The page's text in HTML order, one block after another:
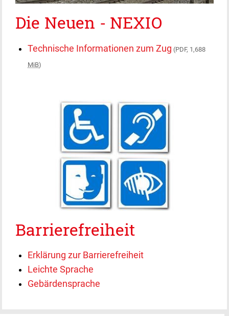
Die Neuen - NEXIO
Technische Informationen zum Zug (PDF, 1,688
MiB)
Barrierefreiheit
Erklärung zur Barrierefreiheit
Leichte Sprache
Gebärdensprache